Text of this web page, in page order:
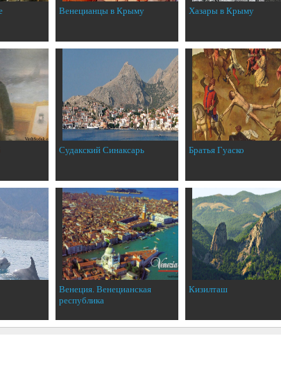
Венецианцы в Крыму Хазары в Крыму
Судакский Синаксарь Братья Гуаско
Венеция. Венецианская
республика
Кизилташ